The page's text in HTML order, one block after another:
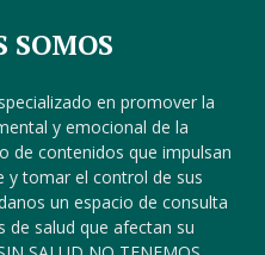
SOMOS
en promover la
y emocional de la
de contenidos que impulsan
y tomar el control de sus
un espacio de consulta
de salud que afectan su